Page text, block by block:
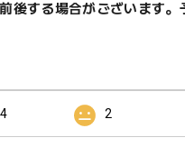
後する場合がございます。
2